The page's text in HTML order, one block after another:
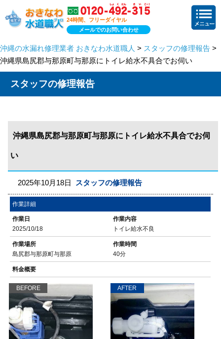
24時間、フリーダイヤル
メールでのお問い合わせ
沖縄の水漏れ修理業者 おきなわ水道職人 > スタッフの修理報告 >
沖縄県島尻郡与那原町与那原にトイレ給水不具合でお伺い
スタッフの修理報告
沖縄県島尻郡与那原町与那原にトイレ給水不具合でお伺
い
2025年10月18日 スタッフの修理報告
作業詳細
作業日
2025/10/18
作業内容
トイレ給水不良
作業場所
島尻郡与那原町与那原
作業時間
40分
料金概要
BEFORE AFTER